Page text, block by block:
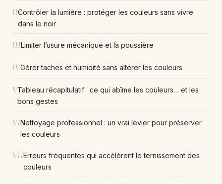
IIContrôler la lumière : protéger les couleurs sans vivre
dans le noir
IIILimiter l’usure mécanique et la poussière
IVGérer taches et humidité sans altérer les couleurs
VTableau récapitulatif : ce qui abîme les couleurs… et les
bons gestes
VINettoyage professionnel : un vrai levier pour préserver
les couleurs
VIIErreurs fréquentes qui accélèrent le ternissement des
couleurs